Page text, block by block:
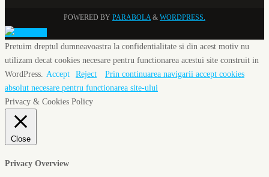
POWERED BY PARABOLA& WORDPRESS.
Pretuim dreptul dumneavoastra la confidentialitate si din acest motiv nu
utilizam decat cookies necesare pentru functionarea acestui site construit in
WordPress. Accept Reject
Prin continuarea navigarii accept cookies
absolut necesare pentru functionarea site-ului
Privacy & Cookies Policy
Close
Privacy Overview